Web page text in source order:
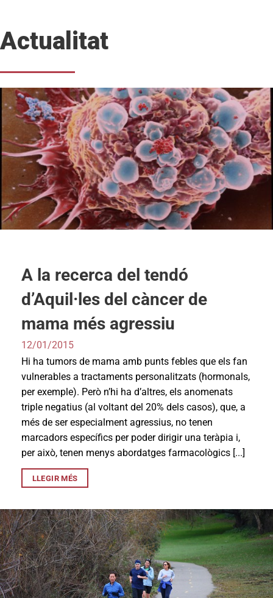
Actualitat
A la recerca del tendó
d’Aquil·les del càncer de
mama més agressiu
12/01/2015
Hi ha tumors de mama amb punts febles que els fan
vulnerables a tractaments personalitzats (hormonals,
per exemple). Però n’hi ha d’altres, els anomenats
triple negatius (al voltant del 20% dels casos), que, a
més de ser especialment agressius, no tenen
marcadors específics per poder dirigir una teràpia i,
per això, tenen menys abordatges farmacològics [...]
LLEGIR MÉS